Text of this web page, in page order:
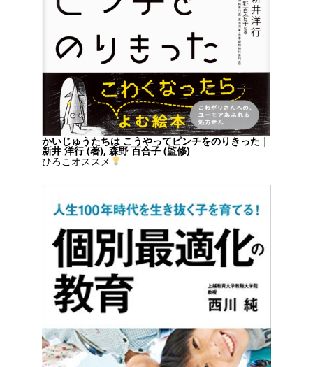
かいじゅうたちは こうやってピンチをのりきった｜
新井 洋行 (著), 森野 百合子 (監修)
ひろこオススメ